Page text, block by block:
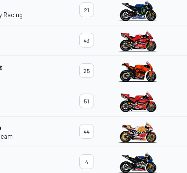
Racing
21
43
25
51
44
4